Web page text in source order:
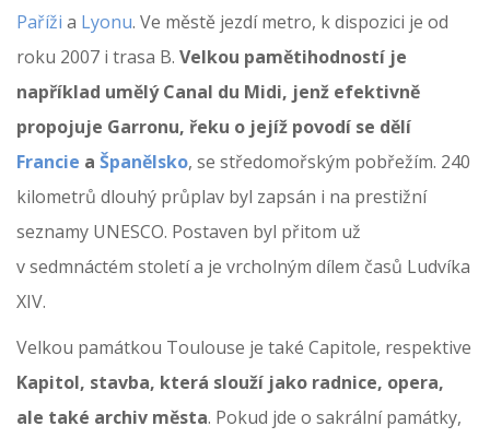
Paříži a Lyonu. Ve městě jezdí metro, k dispozici je od
roku 2007 i trasa B. Velkou pamětihodností je
například umělý Canal du Midi, jenž efektivně
propojuje Garronu, řeku o jejíž povodí se dělí
Francie a Španělsko, se středomořským pobřežím. 240
kilometrů dlouhý průplav byl zapsán i na prestižní
seznamy UNESCO. Postaven byl přitom už
v sedmnáctém století a je vrcholným dílem časů Ludvíka
XIV.
Velkou památkou Toulouse je také Capitole, respektive
Kapitol, stavba, která slouží jako radnice, opera,
ale také archiv města. Pokud jde o sakrální památky,